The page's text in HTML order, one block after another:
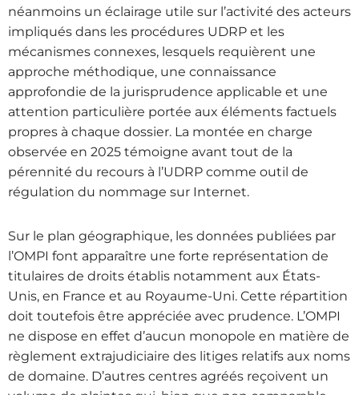
néanmoins un éclairage utile sur l’activité des acteurs
impliqués dans les procédures UDRP et les
mécanismes connexes, lesquels requièrent une
approche méthodique, une connaissance
approfondie de la jurisprudence applicable et une
attention particulière portée aux éléments factuels
propres à chaque dossier. La montée en charge
observée en 2025 témoigne avant tout de la
pérennité du recours à l’UDRP comme outil de
régulation du nommage sur Internet.
Sur le plan géographique, les données publiées par
l’OMPI font apparaître une forte représentation de
titulaires de droits établis notamment aux États-
Unis, en France et au Royaume-Uni. Cette répartition
doit toutefois être appréciée avec prudence. L’OMPI
ne dispose en effet d’aucun monopole en matière de
règlement extrajudiciaire des litiges relatifs aux noms
de domaine. D’autres centres agréés reçoivent un